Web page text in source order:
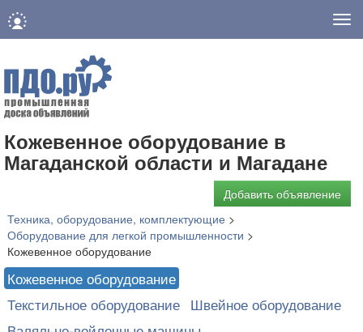
Кожевенное оборудование в
Магаданской области и Магадане
Добавить объявление
Техника, оборудование, комплектующие >
Оборудование для легкой промышленности >
Кожевенное оборудование
Кожевенное оборудование
Текстильное оборудование Швейное оборудование